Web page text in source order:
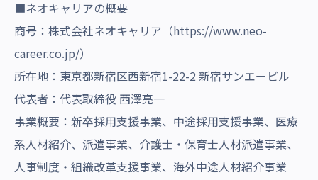
■ネオキャリアの概要
商号：株式会社ネオキャリア（https://www.neo-
career.co.jp/）
所在地：東京都新宿区西新宿1-22-2 新宿サンエービル
代表者：代表取締役 西澤亮一
事業概要：新卒採用支援事業、中途採用支援事業、医療
系人材紹介、派遣事業、介護士・保育士人材派遣事業、
人事制度・組織改革支援事業、海外中途人材紹介事業